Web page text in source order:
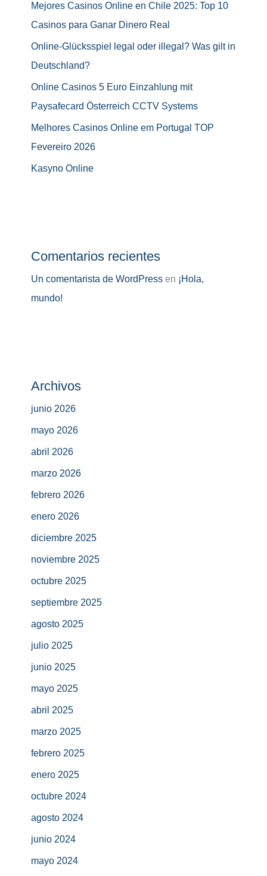
Mejores Casinos Online en Chile 2025: Top 10
Casinos para Ganar Dinero Real
Online-Glücksspiel legal oder illegal? Was gilt in
Deutschland?
Online Casinos 5 Euro Einzahlung mit
Paysafecard Österreich CCTV Systems
Melhores Casinos Online em Portugal TOP
Fevereiro 2026
Kasyno Online
Comentarios recientes
Un comentarista de WordPress en ¡Hola,
mundo!
Archivos
junio 2026
mayo 2026
abril 2026
marzo 2026
febrero 2026
enero 2026
diciembre 2025
noviembre 2025
octubre 2025
septiembre 2025
agosto 2025
julio 2025
junio 2025
mayo 2025
abril 2025
marzo 2025
febrero 2025
enero 2025
octubre 2024
agosto 2024
junio 2024
mayo 2024